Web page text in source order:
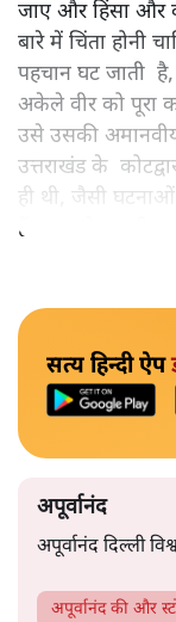
जाए और हिंसा और
बारे में चिंता होनी
पहचान घट जाती
अकेले वीर को पूरा
उसे उसकी
उत्तराखंड के
ही थी, जैसी
हैं।भारत के तक़रीबन
सत्य हिन्दी ऐप
अपूर्वानंद
अपूर्वानंद दिल्ली
अपूर्वानंदकी और